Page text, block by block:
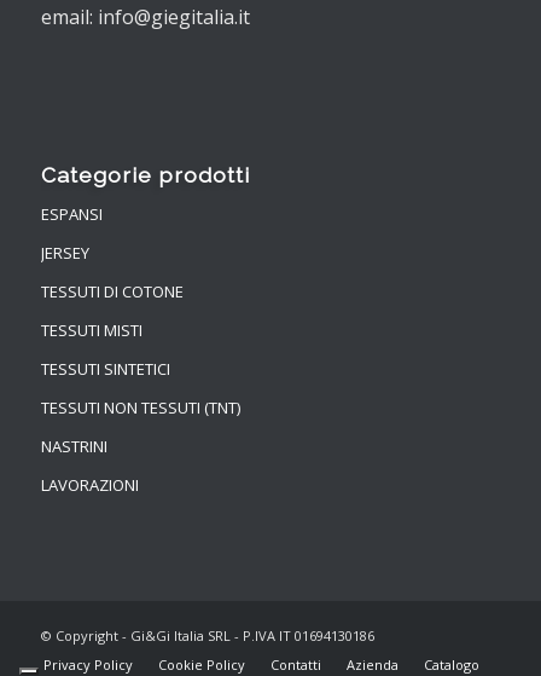
email: info@giegitalia.it
Categorie prodotti
ESPANSI
JERSEY
TESSUTI DI COTONE
TESSUTI MISTI
TESSUTI SINTETICI
TESSUTI NON TESSUTI (TNT)
NASTRINI
LAVORAZIONI
© Copyright - Gi&Gi Italia SRL - P.IVA IT 01694130186
Privacy Policy
Cookie Policy Contatti Azienda Catalogo